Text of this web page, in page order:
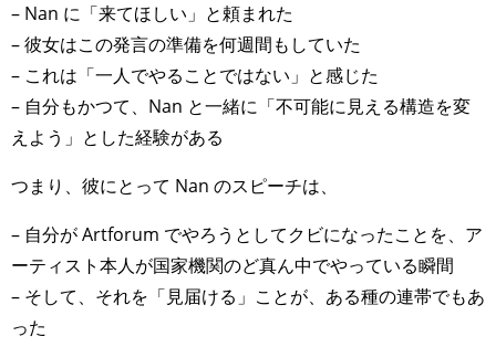
– Nan に「来てほしい」と頼まれた
– 彼女はこの発言の準備を何週間もしていた
– これは「一人でやることではない」と感じた
– 自分もかつて、Nan と一緒に「不可能に見える構造を変
えよう」とした経験がある
つまり、彼にとって Nan のスピーチは、
– 自分が Artforum でやろうとしてクビになったことを、ア
ーティスト本人が国家機関のど真ん中でやっている瞬間
– そして、それを「見届ける」ことが、ある種の連帯でもあ
った